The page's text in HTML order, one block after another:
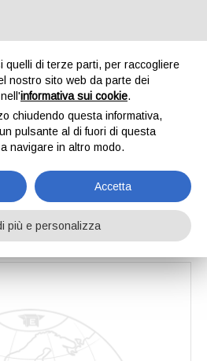
Socs reversibili e vomeri a lancia
punte 2
quelli di terze parti, per raccogliere
nostro sito web da parte dei
informativa sui cookie.
chiudendo questa informativa,
pulsante al di fuori di questa
navigare in altro modo.
Accetta
più e personalizza